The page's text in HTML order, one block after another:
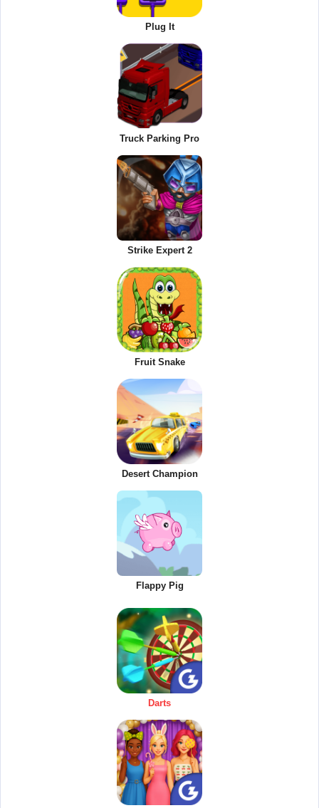
Plug It
Truck Parking Pro
Strike Expert 2
Fruit Snake
Desert Champion
Flappy Pig
Darts